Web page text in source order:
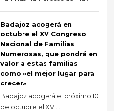
Badajoz acogerá en
octubre el XV Congreso
Nacional de Familias
Numerosas, que pondrá en
valor a estas familias
como «el mejor lugar para
crecer»
Badajoz acogerá el próximo 10
de octubre el XV ...